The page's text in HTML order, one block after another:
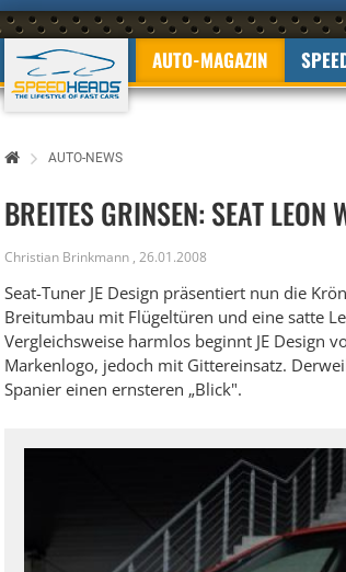
AUTO-MAGAZIN
AUTO-NEWS
BREITES GRINSEN: SEAT LEON
Christian Brinkmann , 26.01.2008
Seat-Tuner JE Design präsentiert nun die
Breitumbau mit Flügeltüren und eine satte
Vergleichsweise harmlos beginnt JE Design
Markenlogo, jedoch mit Gittereinsatz.
Spanier einen ernsteren „Blick".